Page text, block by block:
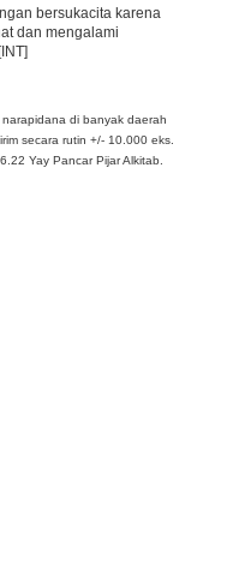
bersukacita karena
dan mengalami
di banyak daerah
secara rutin +/- 10.000 eks.
Yay Pancar Pijar Alkitab.